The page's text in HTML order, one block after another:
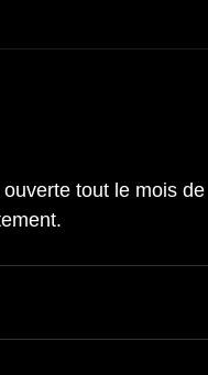
tout le mois de